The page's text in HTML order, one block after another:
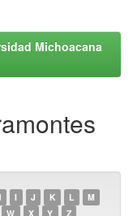
Michoacana
I J K L
M
W X Y Z